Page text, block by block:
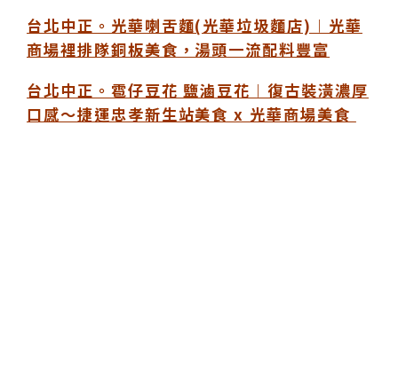
台北中正。光華喇舌麵(光華垃圾麵店)︱光華
商場裡排隊銅板美食，湯頭一流配料豐富
台北中正。雹仔豆花 鹽滷豆花︱復古裝潢濃厚
口感～捷運忠孝新生站美食 x 光華商場美食